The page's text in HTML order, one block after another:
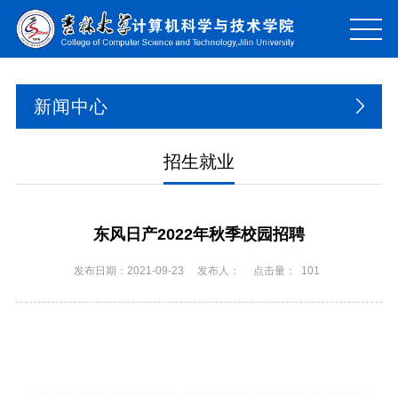
新闻中心
招生就业
东风日产2022年秋季校园招聘
发布日期：2021-09-23 发布人： 点击量： 101